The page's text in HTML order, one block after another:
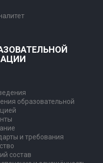
образовательной
и требования
состав